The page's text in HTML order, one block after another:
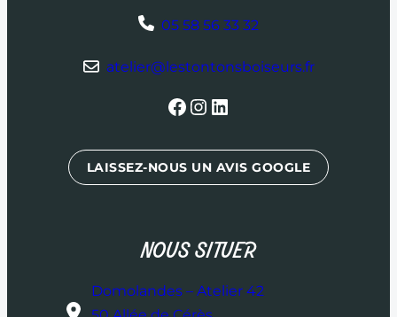
05 58 56 33 32
atelier@lestontonsboiseurs.fr
Facebook Instagram LinkedIn
LAISSEZ-NOUS UN AVIS GOOGLE
NOUS SITUER
Domolandes – Atelier 42